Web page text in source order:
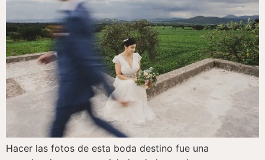
Hacer las fotos de esta boda destino fue una